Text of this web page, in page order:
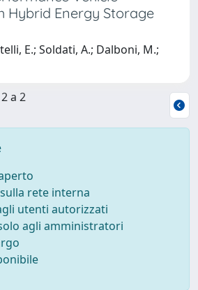
Hybrid Energy Storage
E.; Soldati, A.; Dalboni, M.;
a 2
rete interna
utenti autorizzati
agli amministratori